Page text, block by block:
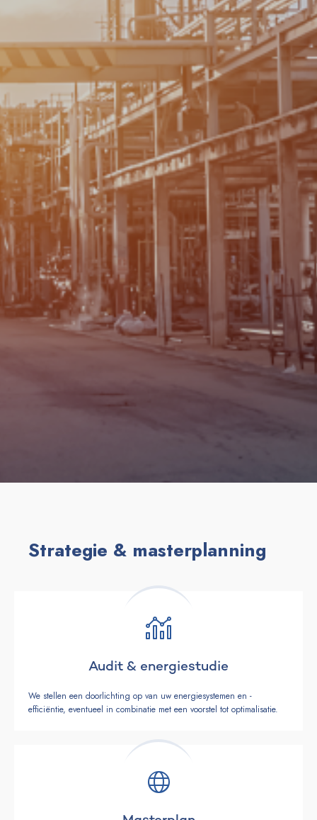
Strategie & masterplanning
Audit & energiestudie
We stellen een doorlichting op van uw energiesystemen en -
efficiëntie, eventueel in combinatie met een voorstel tot optimalisatie.